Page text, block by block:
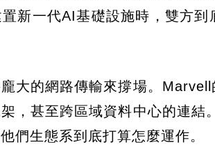
新一代AI基礎設施時，雙方
大的網路傳輸來撐場。
，甚至跨區域資料中心的連
們生態系到底打算怎麼運作。